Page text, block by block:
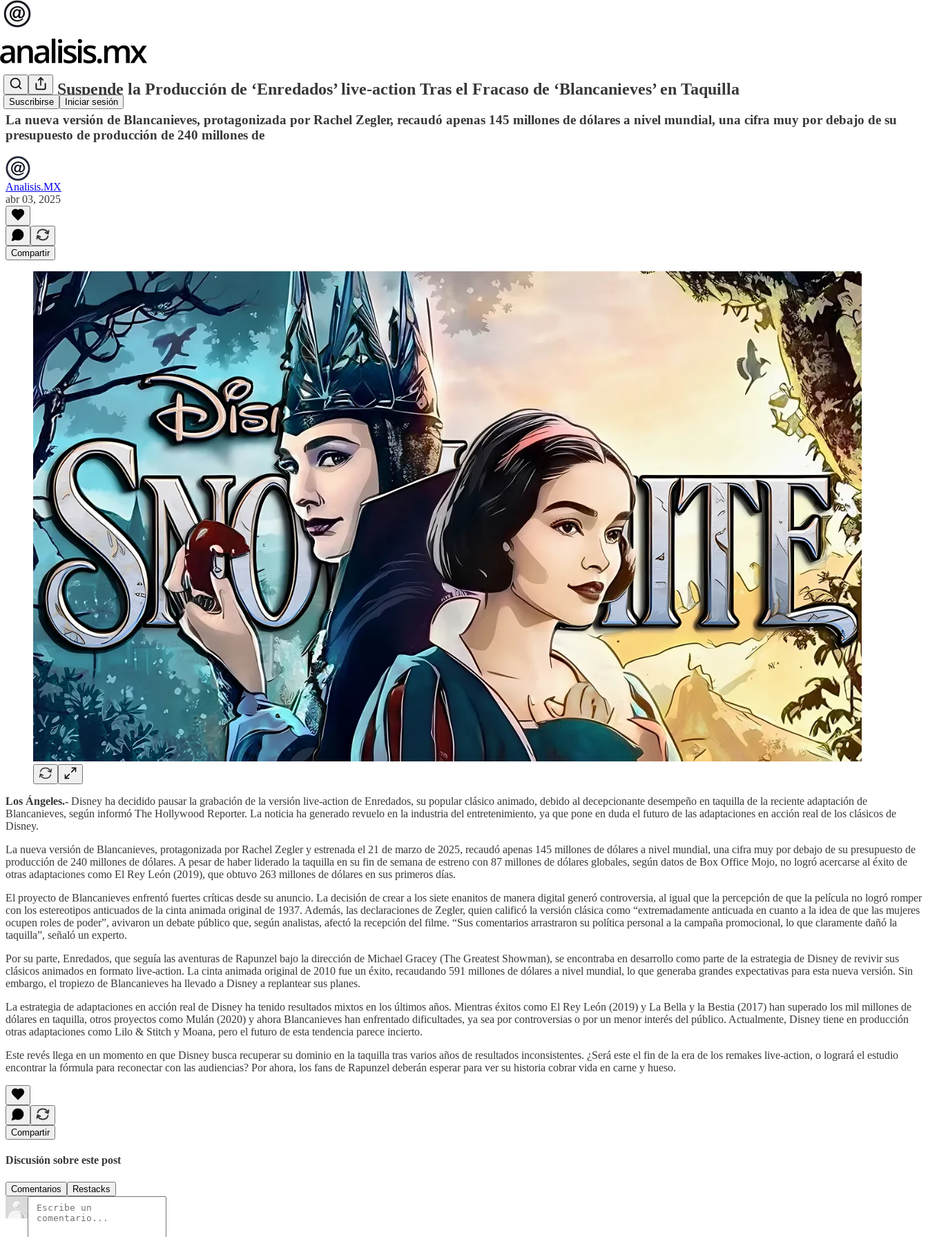
Suscribirse Iniciar sesión
Disney Suspende la Producción de ‘Enredados’ live-action Tras el Fracaso de ‘Blancanieves’ en Taquilla
La nueva versión de Blancanieves, protagonizada por Rachel Zegler, recaudó apenas 145 millones de dólares a nivel mundial, una cifra muy por debajo de su
presupuesto de producción de 240 millones de
Analisis.MX
abr 03, 2025
Compartir
Los Ángeles.- Disney ha decidido pausar la grabación de la versión live-action de Enredados, su popular clásico animado, debido al decepcionante desempeño en taquilla de la reciente adaptación de
Blancanieves, según informó The Hollywood Reporter. La noticia ha generado revuelo en la industria del entretenimiento, ya que pone en duda el futuro de las adaptaciones en acción real de los clásicos de
Disney.
La nueva versión de Blancanieves, protagonizada por Rachel Zegler y estrenada el 21 de marzo de 2025, recaudó apenas 145 millones de dólares a nivel mundial, una cifra muy por debajo de su presupuesto de
producción de 240 millones de dólares. A pesar de haber liderado la taquilla en su fin de semana de estreno con 87 millones de dólares globales, según datos de Box Office Mojo, no logró acercarse al éxito de
otras adaptaciones como El Rey León (2019), que obtuvo 263 millones de dólares en sus primeros días.
El proyecto de Blancanieves enfrentó fuertes críticas desde su anuncio. La decisión de crear a los siete enanitos de manera digital generó controversia, al igual que la percepción de que la película no logró romper
con los estereotipos anticuados de la cinta animada original de 1937. Además, las declaraciones de Zegler, quien calificó la versión clásica como “extremadamente anticuada en cuanto a la idea de que las mujeres
ocupen roles de poder”, avivaron un debate público que, según analistas, afectó la recepción del filme. “Sus comentarios arrastraron su política personal a la campaña promocional, lo que claramente dañó la
taquilla”, señaló un experto.
Por su parte, Enredados, que seguía las aventuras de Rapunzel bajo la dirección de Michael Gracey (The Greatest Showman), se encontraba en desarrollo como parte de la estrategia de Disney de revivir sus
clásicos animados en formato live-action. La cinta animada original de 2010 fue un éxito, recaudando 591 millones de dólares a nivel mundial, lo que generaba grandes expectativas para esta nueva versión. Sin
embargo, el tropiezo de Blancanieves ha llevado a Disney a replantear sus planes.
La estrategia de adaptaciones en acción real de Disney ha tenido resultados mixtos en los últimos años. Mientras éxitos como El Rey León (2019) y La Bella y la Bestia (2017) han superado los mil millones de
dólares en taquilla, otros proyectos como Mulán (2020) y ahora Blancanieves han enfrentado dificultades, ya sea por controversias o por un menor interés del público. Actualmente, Disney tiene en producción
otras adaptaciones como Lilo & Stitch y Moana, pero el futuro de esta tendencia parece incierto.
Este revés llega en un momento en que Disney busca recuperar su dominio en la taquilla tras varios años de resultados inconsistentes. ¿Será este el fin de la era de los remakes live-action, o logrará el estudio
encontrar la fórmula para reconectar con las audiencias? Por ahora, los fans de Rapunzel deberán esperar para ver su historia cobrar vida en carne y hueso.
Compartir
Discusión sobre este post
Comentarios Restacks